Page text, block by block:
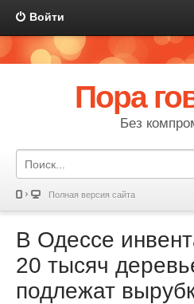
Войти
Пора
Без
Полная версия сайта
В Одессе
20 тысяч
подлежат